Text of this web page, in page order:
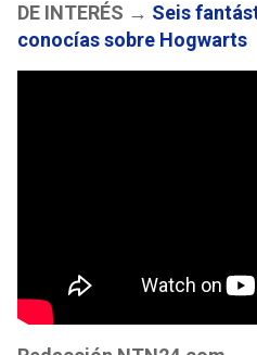
DE INTERÉS → Seis
conocías sobre Hogwarts